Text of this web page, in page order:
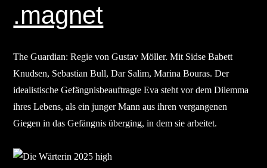
.magnet
The Guardian: Regie von Gustav Möller. Mit Sidse Babett
Knudsen, Sebastian Bull, Dar Salim, Marina Bouras. Der
idealistische Gefängnisbeauftragte Eva steht vor dem Dilemma
ihres Lebens, als ein junger Mann aus ihren vergangenen
Giegen in das Gefängnis überging, in dem sie arbeitet.